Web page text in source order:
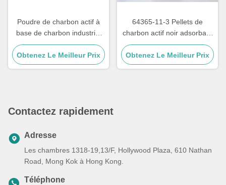
Poudre de charbon actif à
base de charbon industriel
pour le traitement des eaux
usées
Obtenez Le Meilleur Prix
64365-11-3 Pellets de
charbon actif noir adsorbant
pour la purification des gaz
Obtenez Le Meilleur Prix
Contactez rapidement
Adresse
Les chambres 1318-19,13/F, Hollywood Plaza, 610 Nathan
Road, Mong Kok à Hong Kong.
Téléphone